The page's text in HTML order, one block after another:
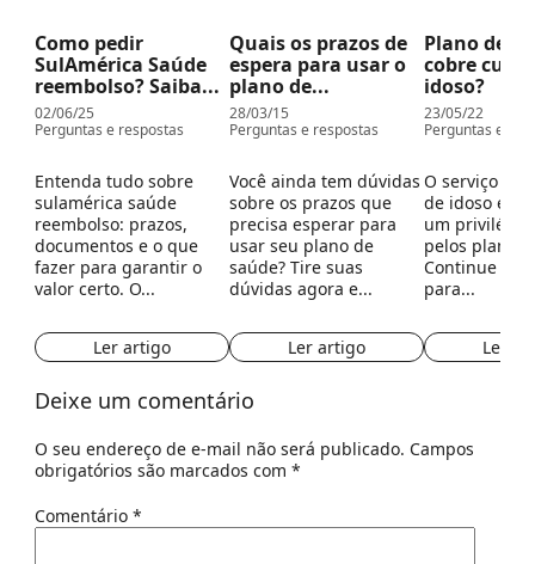
Como pedir
SulAmérica Saúde
reembolso? Saiba...
02/06/25
Perguntas e respostas
Entenda tudo sobre
sulamérica saúde
reembolso: prazos,
documentos e o que
fazer para garantir o
valor certo. O...
Ler artigo
Quais os prazos de
espera para usar o
plano de...
28/03/15
Perguntas e respostas
Você ainda tem dúvidas
sobre os prazos que
precisa esperar para
usar seu plano de
saúde? Tire suas
dúvidas agora e...
Ler artigo
Plano de
cobre
idoso?
23/05/22
Perguntas e
O serviço de
de idoso é
um privilégio
pelos planos
Continue a
para...
Ler
Deixe um comentário
O seu endereço de e-mail não será publicado. Campos
obrigatórios são marcados com *
Comentário *